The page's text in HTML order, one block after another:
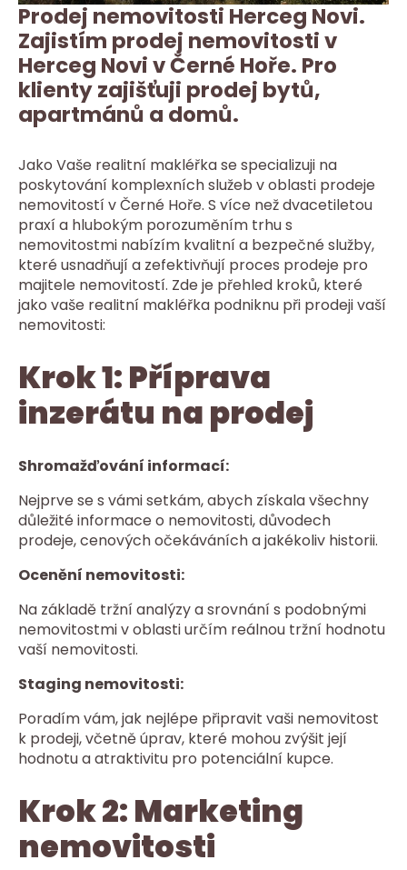
Prodej nemovitosti Herceg Novi.
Zajistím prodej nemovitosti v
Herceg Novi v Černé Hoře. Pro
klienty zajišťuji prodej bytů,
apartmánů a domů.
Jako Vaše realitní makléřka se specializuji na
poskytování komplexních služeb v oblasti prodeje
nemovitostí v Černé Hoře. S více než dvacetiletou
praxí a hlubokým porozuměním trhu s
nemovitostmi nabízím kvalitní a bezpečné služby,
které usnadňují a zefektivňují proces prodeje pro
majitele nemovitostí. Zde je přehled kroků, které
jako vaše realitní makléřka podniknu při prodeji vaší
nemovitosti:
Krok 1: Příprava
inzerátu na prodej
Shromažďování informací:
Nejprve se s vámi setkám, abych získala všechny
důležité informace o nemovitosti, důvodech
prodeje, cenových očekáváních a jakékoliv historii.
Ocenění nemovitosti:
Na základě tržní analýzy a srovnání s podobnými
nemovitostmi v oblasti určím reálnou tržní hodnotu
vaší nemovitosti.
Staging nemovitosti:
Poradím vám, jak nejlépe připravit vaši nemovitost
k prodeji, včetně úprav, které mohou zvýšit její
hodnotu a atraktivitu pro potenciální kupce.
Krok 2: Marketing
nemovitosti